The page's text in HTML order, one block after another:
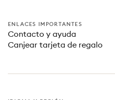
ENLACES IMPORTANTES
Contacto y ayuda
Canjear tarjeta de regalo